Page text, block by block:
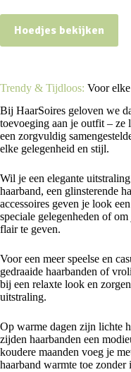
Hoedjes bekijken
Trendy & Tijdloos: Voor
Bij HaarSoires geloven we
toevoeging aan je outfit – ze
een zorgvuldig
elke gelegenheid en stijl.
Wil je een elegante
haarband, een glinsterende
accessoires geven je look
speciale gelegenheden of
flair te geven.
Voor een meer speelse en
gedraaide haarbanden of
bij een relaxte look en
uitstraling.
Op warme dagen zijn lichte
zijden haarbanden een
koudere maanden voeg je
haarband warmte toe